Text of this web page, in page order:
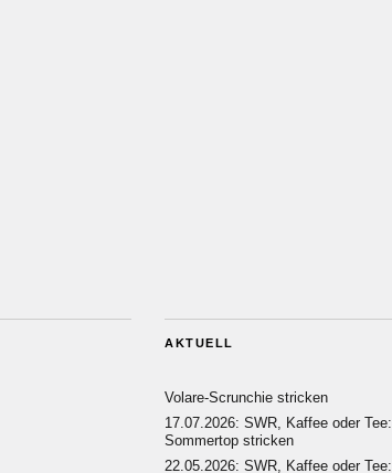
AKTUELL
Volare-Scrunchie stricken
17.07.2026: SWR, Kaffee oder Tee:
Sommertop stricken
22.05.2026: SWR, Kaffee oder Tee: